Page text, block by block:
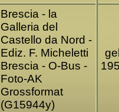
Brescia - la
Galleria del
Castello da Nord -
Ediz. F. Micheletti
Brescia - O-Bus -
Foto-AK
Grossformat
(G15944y)